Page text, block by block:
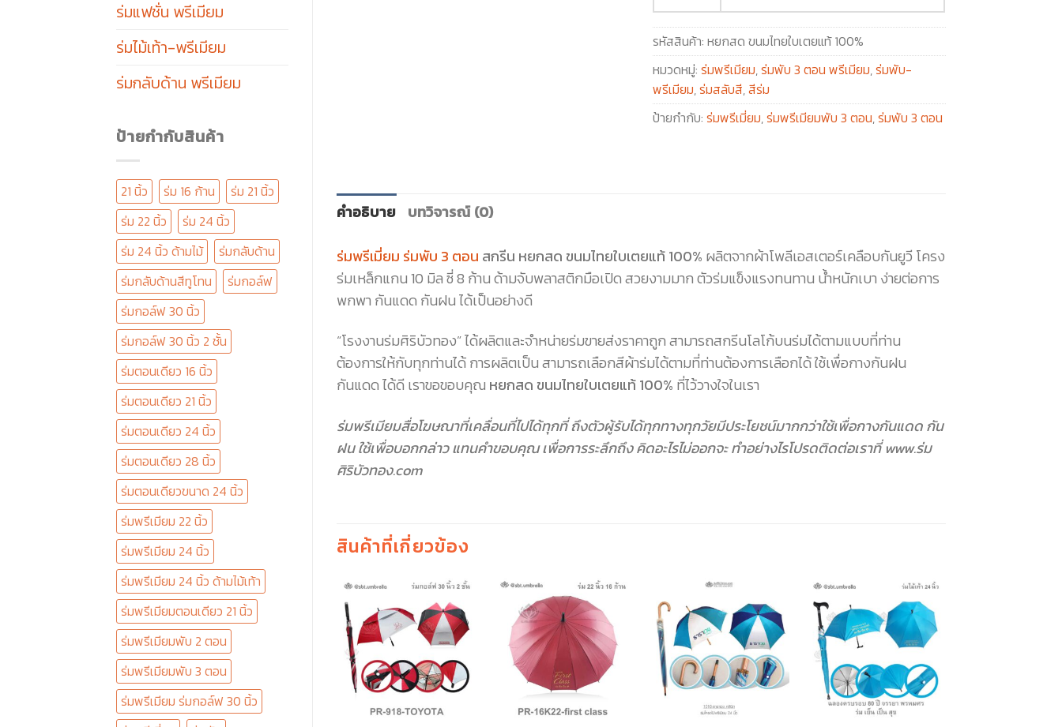
ร่มแฟชั่น พรีเมียม
ร่มไม้เท้า-พรีเมียม
ร่มกลับด้าน พรีเมียม
ป้ายกำกับสินค้า
21 นิ้ว ร่ม 16 ก้าน
ร่ม 21 นิ้ว
ร่ม 22 นิ้ว
ร่ม 24 นิ้ว
ร่ม 24 นิ้ว ด้ามไม้
ร่มกลับด้าน
ร่มกลับด้านสีทูโทน
ร่มกอล์ฟ
ร่มกอล์ฟ 30 นิ้ว
ร่มกอล์ฟ 30 นิ้ว 2 ชั้น
ร่มตอนเดียว 16 นิ้ว
ร่มตอนเดียว 21 นิ้ว
ร่มตอนเดียว 24 นิ้ว
ร่มตอนเดียว 28 นิ้ว
ร่มตอนเดียวขนาด 24 นิ้ว
ร่มพรีเมียม 22 นิ้ว
ร่มพรีเมียม 24 นิ้ว
ร่มพรีเมียม 24 นิ้ว ด้ามไม้เท้า
ร่มพรีเมียมตอนเดียว 21 นิ้ว
ร่มพรีเมียมพับ 2 ตอน
ร่มพรีเมียมพับ 3 ตอน
ร่มพรีเมียม ร่มกอล์ฟ 30 นิ้ว
รหัสสินค้า:หยกสด ขนมไทยใบเตยแท้ 100%
หมวดหมู่:ร่มพรีเมียม,ร่มพับ 3 ตอน พรีเมียม,ร่มพับ-
พรีเมียม,ร่มสลับสี,สีร่ม
ป้ายกำกับ:ร่มพรีเมี่ยม,ร่มพรีเมียมพับ 3 ตอน,ร่มพับ 3 ตอน
คำอธิบาย บทวิจารณ์ (0)
ร่มพรีเมี่ยม ร่มพับ 3 ตอน สกรีน หยกสด ขนมไทยใบเตยแท้ 100% ผลิตจากผ้าโพลีเอสเตอร์เคลือบกันยูวี โครง
ร่มเหล็กแกน 10 มิล ซี่ 8 ก้าน ด้ามจับพลาสติกมือเปิด สวยงามมาก ตัวร่มแข็งแรงทนทาน น้ำหนักเบา ง่ายต่อการ
พกพา กันแดด กันฝน ได้เป็นอย่างดี
“โรงงานร่มศิริบัวทอง” ได้ผลิตและจำหน่ายร่มขายส่งราคาถูก สามารถสกรีนโลโก้บนร่มได้ตามแบบที่ท่าน
ต้องการให้กับทุกท่านได้ การผลิตเป็น สามารถเลือกสีผ้าร่มได้ตามที่ท่านต้องการเลือกได้ ใช้เพื่อกางกันฝน
กันแดด ได้ดี เราขอขอบคุณ หยกสด ขนมไทยใบเตยแท้ 100% ที่ไว้วางใจในเรา
ร่มพรีเมียมสื่อโฆษณาที่เคลื่อนที่ไปได้ทุกที่ ถึงตัวผู้รับได้ทุกทางทุกวัยมีประโยชน์มากกว่าใช้เพื่อกางกันแดด กัน
ฝน ใช้เพื่อบอกกล่าว แทนคำขอบคุณ เพื่อการระลึกถึง คิดอะไรไม่ออกจะ ทำอย่างไรโปรดติดต่อเราที่ www.ร่ม
ศิริบัวทอง.com
สินค้าที่เกี่ยวข้อง